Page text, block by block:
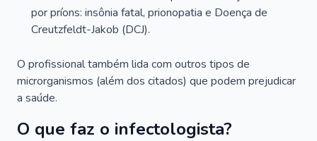
por príons: insônia fatal, prionopatia e Doença de
Creutzfeldt-Jakob (DCJ).
O profissional também lida com outros tipos de
microrganismos (além dos citados) que podem prejudicar
a saúde.
O que faz o infectologista?